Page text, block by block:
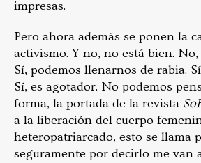
impresas.
Pero ahora además se ponen la
activismo. Y no, no está bien. No,
Sí, podemos llenarnos de rabia.
Sí, es agotador. No podemos
forma, la portada de la revista
a la liberación del cuerpo
heteropatriarcado, esto se llama
seguramente por decirlo me van